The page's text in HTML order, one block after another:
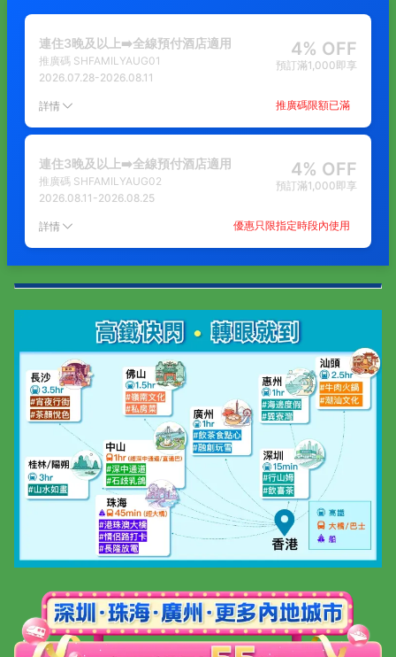
連住3晚及以上➡️全線預付酒店適用
推廣碼 SHFAMILYAUG01
2026.07.28-2026.08.11
4% OFF
預訂滿1,000即享
詳情 推廣碼限額已滿
連住3晚及以上➡️全線預付酒店適用
推廣碼 SHFAMILYAUG02
2026.08.11 -2026.08.25
4% OFF
預訂滿1,000即享
詳情 優惠只限指定時段內使用